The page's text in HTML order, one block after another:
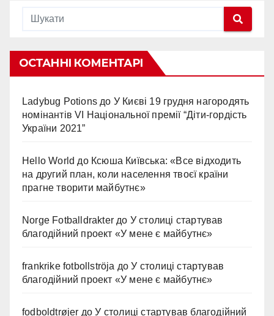
ОСТАННІ КОМЕНТАРІ
Ladybug Potions до У Києві 19 грудня нагородять
номінантів VI Національної премії “Діти-гордість
України 2021”
Hello World до Ксюша Київська: «Все відходить
на другий план, коли населення твоєї країни
прагне творити майбутнє»
Norge Fotballdrakter до У столиці стартував
благодійний проект «У мене є майбутнє»
frankrike fotbollströja доУ столиці стартував
благодійний проект «У мене є майбутнє»
fodboldtrøjer доУ столиці стартував благодійний